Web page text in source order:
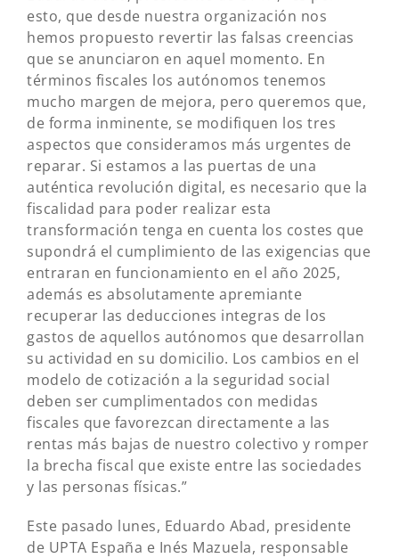
esto, que desde nuestra organización nos
hemos propuesto revertir las falsas creencias
que se anunciaron en aquel momento. En
términos fiscales los autónomos tenemos
mucho margen de mejora, pero queremos que,
de forma inminente, se modifiquen los tres
aspectos que consideramos más urgentes de
reparar. Si estamos a las puertas de una
auténtica revolución digital, es necesario que la
fiscalidad para poder realizar esta
transformación tenga en cuenta los costes que
supondrá el cumplimiento de las exigencias que
entraran en funcionamiento en el año 2025,
además es absolutamente apremiante
recuperar las deducciones integras de los
gastos de aquellos autónomos que desarrollan
su actividad en su domicilio. Los cambios en el
modelo de cotización a la seguridad social
deben ser cumplimentados con medidas
fiscales que favorezcan directamente a las
rentas más bajas de nuestro colectivo y romper
la brecha fiscal que existe entre las sociedades
y las personas físicas.”
Este pasado lunes, Eduardo Abad, presidente
de UPTA España e Inés Mazuela, responsable